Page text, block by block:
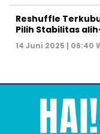
Reshuffle
Pilih Stabilitas
14 Juni 2025 | 06:40